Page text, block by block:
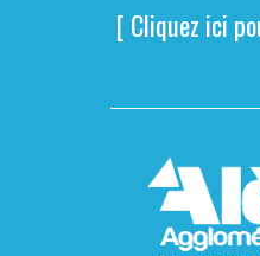
[ Cliquez ici